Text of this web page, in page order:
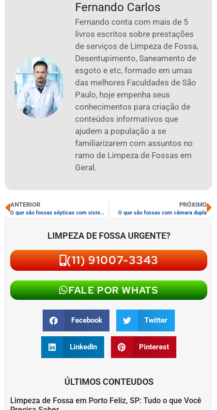
Fernando Carlos
Fernando conta com mais de 5
livros escritos sobre prestações
de serviços de Limpeza de Fossa,
Desentupimento, Saneamento de
esgoto e etc, formado em umas
das melhores Faculdades de São
Paulo, hoje empenha seus
conhecimentos para criação de
conteúdos informativos que
ajudem a população a se
familiarizarem com assuntos no
ramo de Limpeza de Fossas em
Geral.
ANTERIOR
O que são fossas sépticas com sistemas de esgotamento
PRÓXIMO
O que são fossas com câmara dupla
LIMPEZA DE FOSSA URGENTE?
(11) 91007-3343
FALE POR WHATS
Facebook Twitter
LinkedIn Pinterest
ÚLTIMOS CONTEUDOS
Limpeza de Fossa em Porto Feliz, SP: Tudo o que Você